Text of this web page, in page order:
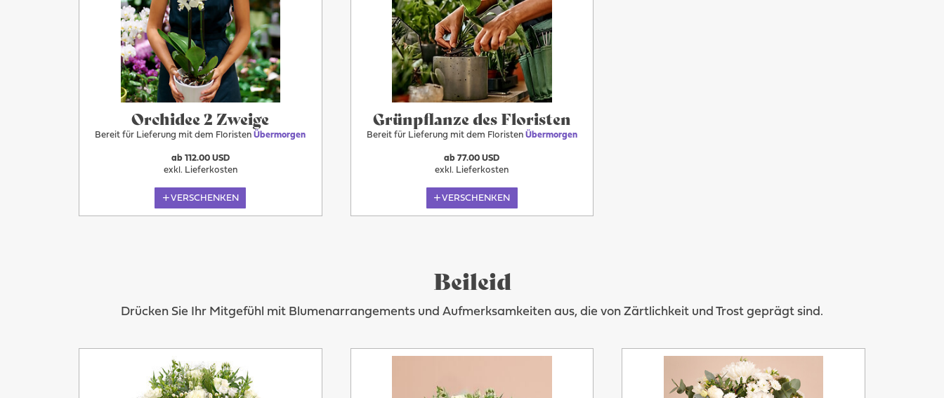
Orchidee 2 Zweige
Bereit für Lieferung mit dem FloristenÜbermorgen
ab 112.00 USD
exkl. Lieferkosten
VERSCHENKEN
Grünpflanze des Floristen
Bereit für Lieferung mit dem Floristen Übermorgen
ab 77.00 USD
exkl. Lieferkosten
VERSCHENKEN
Beileid
Drücken Sie Ihr Mitgefühl mit Blumenarrangements und Aufmerksamkeiten aus, die von Zärtlichkeit und Trost geprägt sind.